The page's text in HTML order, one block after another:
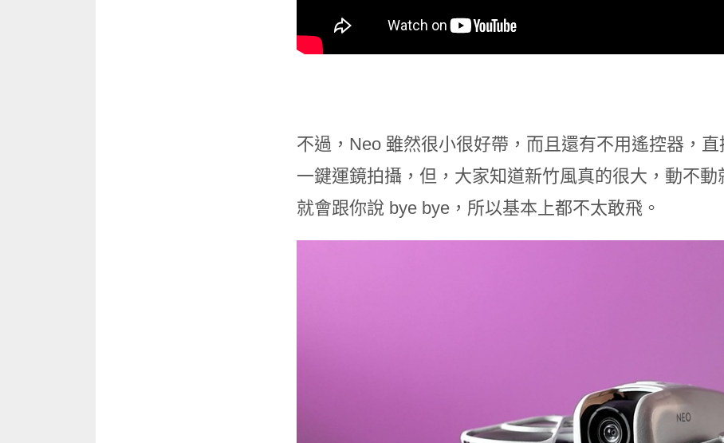
不過，Neo 雖然很小很好帶，而且還有不用遙控器，
一鍵運鏡拍攝，但，大家知道新竹風真的很大，動不
就會跟你說 bye bye，所以基本上都不太敢飛。